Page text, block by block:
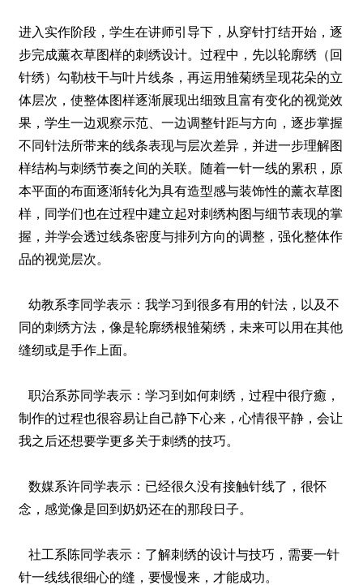
进入实作阶段，学生在讲师引导下，从穿针打结开始，逐
步完成薰衣草图样的刺绣设计。过程中，先以轮廓绣（回
针绣）勾勒枝干与叶片线条，再运用雏菊绣呈现花朵的立
体层次，使整体图样逐渐展现出细致且富有变化的视觉效
果，学生一边观察示范、一边调整针距与方向，逐步掌握
不同针法所带来的线条表现与层次差异，并进一步理解图
样结构与刺绣节奏之间的关联。随着一针一线的累积，原
本平面的布面逐渐转化为具有造型感与装饰性的薰衣草图
样，同学们也在过程中建立起对刺绣构图与细节表现的掌
握，并学会透过线条密度与排列方向的调整，强化整体作
品的视觉层次。
幼教系李同学表示：我学习到很多有用的针法，以及不
同的刺绣方法，像是轮廓绣根雏菊绣，未来可以用在其他
缝纫或是手作上面。
职治系苏同学表示：学习到如何刺绣，过程中很疗癒，
制作的过程也很容易让自己静下心来，心情很平静，会让
我之后还想要学更多关于刺绣的技巧。
数媒系许同学表示：已经很久没有接触针线了，很怀
念，感觉像是回到奶奶还在的那段日子。
社工系陈同学表示：了解刺绣的设计与技巧，需要一针
针一线线很细心的缝，要慢慢来，才能成功。